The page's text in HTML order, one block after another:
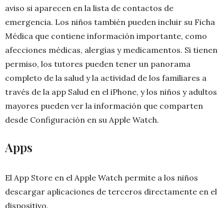
aviso si aparecen en la lista de contactos de
emergencia. Los niños también pueden incluir su Ficha
Médica que contiene información importante, como
afecciones médicas, alergias y medicamentos. Si tienen
permiso, los tutores pueden tener un panorama
completo de la salud y la actividad de los familiares a
través de la app Salud en el iPhone, y los niños y adultos
mayores pueden ver la información que comparten
desde Configuración en su Apple Watch.
Apps
El App Store en el Apple Watch permite a los niños
descargar aplicaciones de terceros directamente en el
dispositivo.